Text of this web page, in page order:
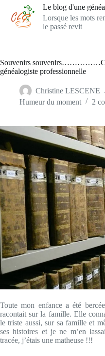
contenu
Le blog d'une
Lorsque les mots
le passé revit
Souvenirs
généalogiste professionnelle
Christine LESCENE
Humeur du moment
2
Toute mon enfance a été
racontait sur la famille. Elle
le triste aussi, sur sa famille et
ses histoires et je ne m’en
tracée, j’étais une matheuse !!!